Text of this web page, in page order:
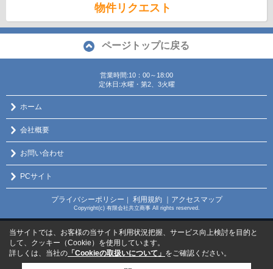
物件リクエスト
ページトップに戻る
営業時間:10：00～18:00
定休日:水曜・第2、3火曜
ホーム
会社概要
お問い合わせ
PCサイト
プライバシーポリシー ｜ 利用規約 ｜アクセスマップ
Copyright(c) 有限会社共立商事 All rights reserved.
当サイトでは、お客様の当サイト利用状況把握、サービス向上検討を目的と
して、クッキー（Cookie）を使用しています。
詳しくは、当社の 「Cookieの取扱いについて」 をご確認ください。